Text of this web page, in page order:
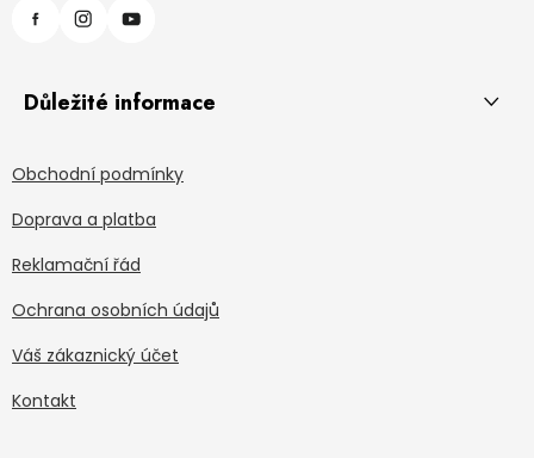
Důležité informace
Obchodní podmínky
Doprava a platba
Reklamační řád
Ochrana osobních údajů
Váš zákaznický účet
Kontakt